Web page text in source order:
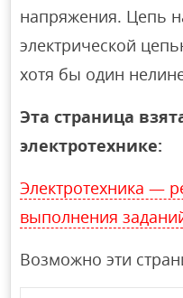
напряжения. Цепь
электрической
хотя бы один
Эта страница
электротехнике:
Электротехника —
выполнения
Возможно эти